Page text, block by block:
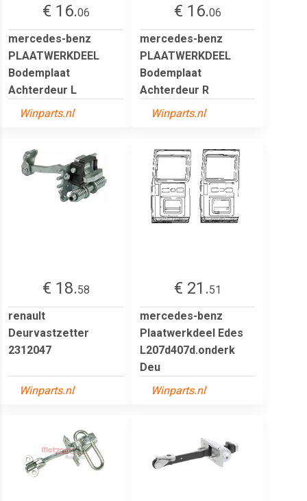
€ 16.06
mercedes-benz
PLAATWERKDEEL
Bodemplaat
Achterdeur L
Winparts.nl
€ 16.06
mercedes-benz
PLAATWERKDEEL
Bodemplaat
Achterdeur R
Winparts.nl
€ 18.58
renault
Deurvastzetter
2312047
Winparts.nl
€ 21.51
mercedes-benz
Plaatwerkdeel Edes
L207d407d.onderk
Deu
Winparts.nl